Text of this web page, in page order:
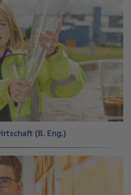
(B. Eng.)